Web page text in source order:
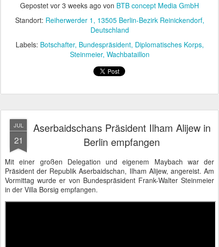
Gepostet vor 3 weeks ago von BTB concept Media GmbH
Standort: Reiherwerder 1, 13505 Berlin-Bezirk Reinickendorf,
Deutschland
Labels: Botschafter Bundespräsident Diplomatisches Korps
Steinmeier Wachbataillon
JUL
21
Aserbaidschans Präsident Ilham Alijew in
Berlin empfangen
Mit einer großen Delegation und eigenem Maybach war der
Präsident der Republik Aserbaidschan, Ilham Alijew, angereist. Am
Vormittag wurde er von Bundespräsident Frank-Walter Steinmeier
in der Villa Borsig empfangen.